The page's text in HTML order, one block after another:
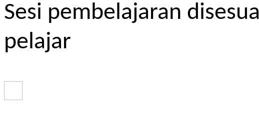
Sesi pembelajaran
pelajar